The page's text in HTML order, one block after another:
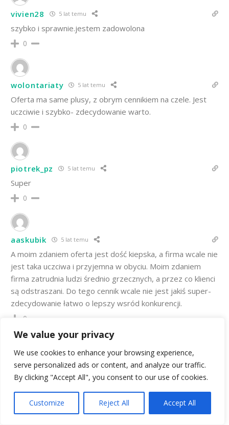
We value your privacy
We use cookies to enhance your browsing experience,
serve personalized ads or content, and analyze our traffic.
By clicking "Accept All", you consent to our use of cookies.
Customize Reject All Accept All
vivien28 5 lat temu
szybko i sprawnie.jestem zadowolona
0
wolontariaty 5 lat temu
Oferta ma same plusy, z obrym cennikiem na czele. Jest
uczciwie i szybko- zdecydowanie warto.
0
piotrek_pz 5 lat temu
Super
0
aaskubik 5 lat temu
A moim zdaniem oferta jest dość kiepska, a firma wcale nie
jest taka uczciwa i przyjemna w obyciu. Moim zdaniem
firma zatrudnia ludzi średnio grzecznych, a przez co klienci
są odstraszani. Do tego cennik wcale nie jest jakiś super-
zdecydowanie łatwo o lepszy wsród konkurencji.
0
Jak nie wiadomo komu zaufać na rynku pożyczkowym to
WEŹ POŻYCZKĘ W INTRATKA